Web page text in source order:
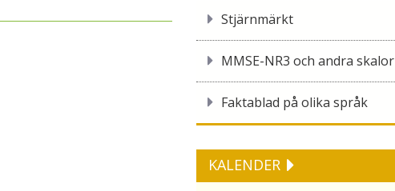
Stjärnmärkt
MMSE-NR3 och andra skalor
Faktablad på olika språk
KALENDER